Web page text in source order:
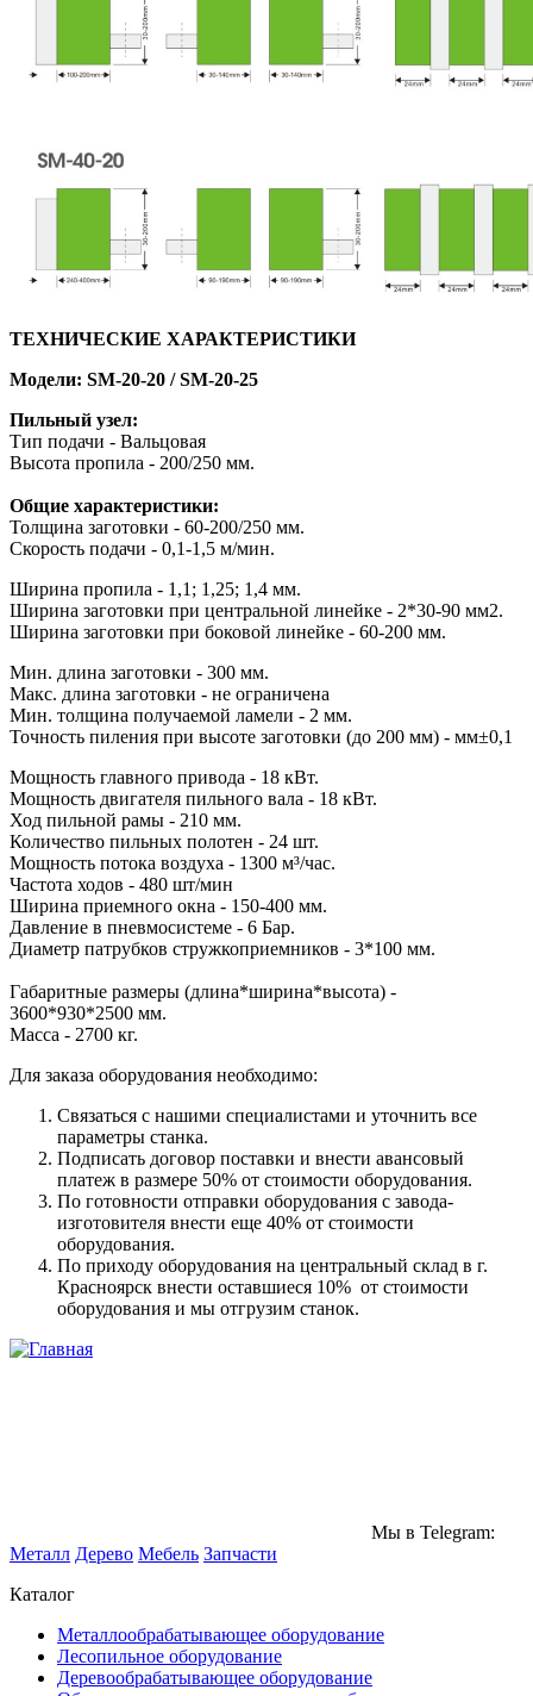
ТЕХНИЧЕСКИЕ ХАРАКТЕРИСТИКИ
Модели: SM-20-20 / SM-20-25
Пильный узел:
Тип подачи - Вальцовая
Высота пропила - 200/250 мм.
Общие характеристики:
Толщина заготовки - 60-200/250 мм.
Скорость подачи - 0,1-1,5 м/мин.
Ширина пропила - 1,1; 1,25; 1,4 мм.
Ширина заготовки при центральной линейке - 2*30-90 мм2.
Ширина заготовки при боковой линейке - 60-200 мм.
Мин. длина заготовки - 300 мм.
Макс. длина заготовки - не ограничена
Мин. толщина получаемой ламели - 2 мм.
Точность пиления при высоте заготовки (до 200 мм) - мм±0,1
Мощность главного привода - 18 кВт.
Мощность двигателя пильного вала - 18 кВт.
Ход пильной рамы - 210 мм.
Количество пильных полотен - 24 шт.
Мощность потока воздуха - 1300 м³/час.
Частота ходов - 480 шт/мин
Ширина приемного окна - 150-400 мм.
Давление в пневмосистеме - 6 Бар.
Диаметр патрубков стружкоприемников - 3*100 мм.
Габаритные размеры (длина*ширина*высота) -
3600*930*2500 мм.
Масса - 2700 кг.
Для заказа оборудования необходимо:
Связаться с нашими специалистами и уточнить все
параметры станка.
Подписать договор поставки и внести авансовый
платеж в размере 50% от стоимости оборудования.
По готовности отправки оборудования с завода-
изготовителя внести еще 40% от стоимости
оборудования.
По приходу оборудования на центральный склад в г.
Красноярск внести оставшиеся 10% от стоимости
оборудования и мы отгрузим станок.
Мы в Telegram:
Металл Дерево Мебель Запчасти
Каталог
Металлообрабатывающее оборудование
Лесопильное оборудование
Деревообрабатывающее оборудование